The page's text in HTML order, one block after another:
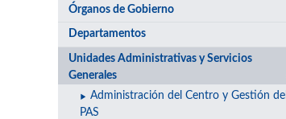
Órganos de Gobierno
Departamentos
Unidades Administrativas y Servicios
Generales
Administración del Centro y Gestión del
PAS